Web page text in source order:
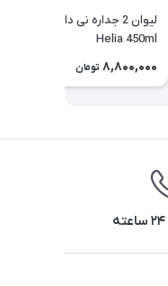
لیوان 2 جداره نی دار سیگ مدل
Helia 450ml
8,800,000 تومان